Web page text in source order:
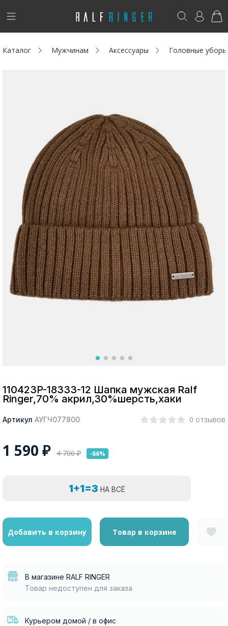
!
Новинки
Капсула
Аутлет
Акции / Новости
Адреса магазинов
Москва
Возникли вопросы? - club@ralf.ru
Каталог Мужчинам Аксессуары Головные уборы
110423P-18333-12 Шапка мужская Ralf
Ringer,70% акрил,30%шерсть,хаки
Артикул АУГЧ077800 0 отзывов
1 590 ₽ 4 700₽ -66%
1+1=3 НА ВСЁ
Добавить в корзину Товар в корзине
В магазине RALF RINGER
Товар недоступен для заказа
Курьером домой / в офис